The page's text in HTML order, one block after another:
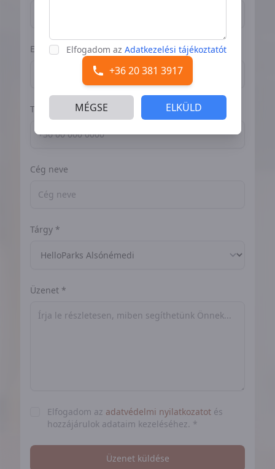
Email cím *
Telefonszám *
Cég neve
Tárgy *
Üzenet *
Elfogadom az adatvédelmi nyilatkozatot és
hozzájárulok adataim kezeléséhez. *
Üzenet küldése
Elfogadom az Adatkezelési tájékoztatót
+36 20 381 3917
MÉGSE ELKÜLD